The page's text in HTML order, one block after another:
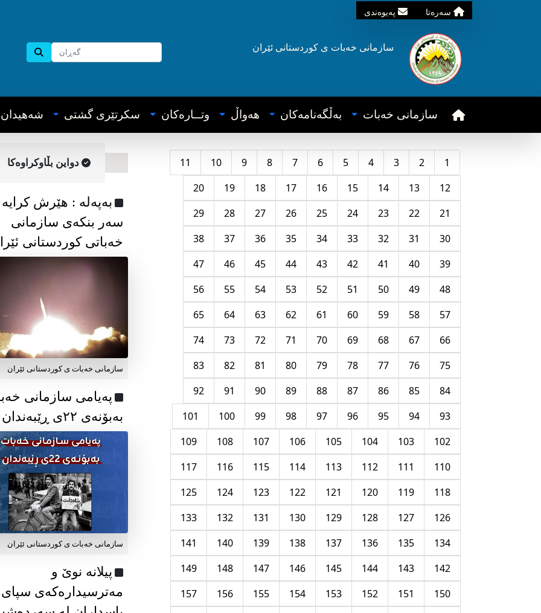
سه‌ره‌تا په‌یوه‌ندی
سازمانی خه‌بات ی کوردستانی ئێران
سازمانی خه‌بات به‌ڵگه‌نامه‌کان هه‌واڵ وتــاره‌کان سکرتێری گشتی شه‌هیدان
1
2
3
4
5
6
7
8
9
10
11
12
13
14
15
16
17
18
19
20
21
22
23
24
25
26
27
28
29
30
31
32
33
34
35
36
37
38
39
40
41
42
43
44
45
46
47
48
49
50
51
52
53
54
55
56
57
58
59
60
61
62
63
64
65
66
67
68
69
70
71
72
73
74
75
76
77
78
79
80
81
82
83
84
85
86
87
88
89
90
91
92
93
94
95
96
97
98
99
100
101
102
103
104
105
106
107
108
109
110
111
112
113
114
115
116
117
118
119
120
121
122
123
124
125
126
127
128
129
130
131
132
133
134
135
136
137
138
139
140
141
142
143
144
145
146
147
148
149
150
151
152
153
154
155
156
157
دواین بڵاوکراوه‌کا
به‌په‌له‌ : هێرش کرایە
سەر بنکەی سازمانی
خەباتی کوردستانی
سازمانی خەبات ی کوردستانی ئێران
پەیامی سازمانی
بەبۆنەی ۲۲ی ڕێبەندان
سازمانی خەبات ی كوردستانی ئێران
پیلانە نوێ و
مەترسیدارەکەی سپای